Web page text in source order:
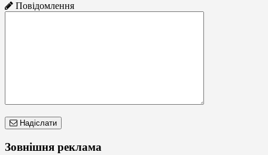
Повідомлення
Надіслати
Зовнішня реклама